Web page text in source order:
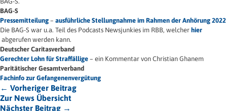
Impulse
Presse & Stellungnahmen
Newsletter
Freie Straffälligenhilfe
Gesundheit
Migration
Frauen
Wohnen
BAG-S
Pressemitteilung – ausführliche Stellungnahme im Rahmen der Anhörung 2022
Die BAG-S war u.a. Teil des Podcasts Newsjunkies im RBB, welcher hier
abgerufen werden kann.
Deutscher Caritasverband
Gerechter Lohn für Straffällige – ein Kommentar von Christian Ghanem
Paritätischer Gesamtverband
Fachinfo zur Gefangenenvergütung
← Vorheriger Beitrag
Zur News Übersicht
Nächster Beitrag →